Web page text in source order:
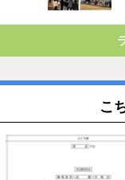
こ